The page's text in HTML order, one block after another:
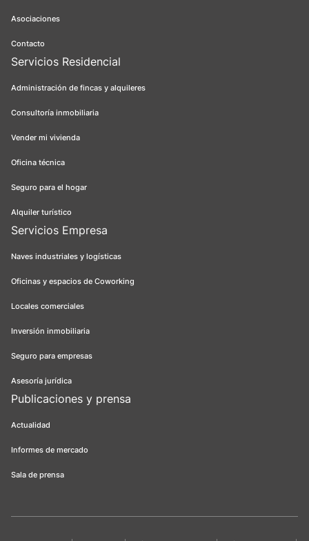
Asociaciones
Contacto
Servicios Residencial
Administración de fincas y alquileres
Consultoría inmobiliaria
Vender mi vivienda
Oficina técnica
Seguro para el hogar
Alquiler turístico
Servicios Empresa
Naves industriales y logísticas
Oficinas y espacios de Coworking
Locales comerciales
Inversión inmobiliaria
Seguro para empresas
Asesoría jurídica
Publicaciones y prensa
Actualidad
Informes de mercado
Sala de prensa